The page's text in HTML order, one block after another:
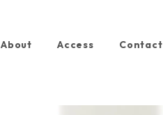
About Access Contact